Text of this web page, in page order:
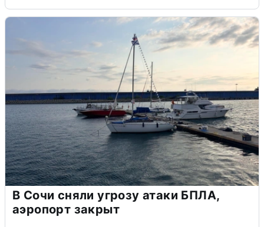
В Сочи сняли угрозу атаки БПЛА,
аэропорт закрыт